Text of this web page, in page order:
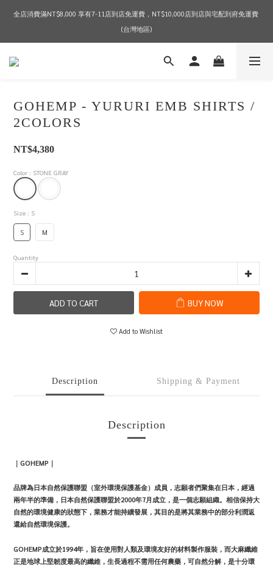
全店消費滿NT$8,000 享有7-11店到店免運費，NT$10,000店到店與宅配到府免運費
(台灣地區)
2026 SPRING & SUMMER SEASON SALE
GOHEMP - YURURI EMB SHIRTS /
2COLORS
NT$4,380
Color : STONE GRAY
Size : S
S M
Quantity
ADD TO CART BUY NOW
Add to Wishlist
Description Shipping & Payment
Description
｜ GOHEMP ｜
品牌為日本自然保護聯盟（室外環境保護基金）成員，志願者們聚集在日本，經過
兩年半的準備，日本自然保護聯盟於2000年7月成立，是一個志願組織。相信保持大
自然的環境健康的狀態下，業務才能持續發展，其目的是將其業務中的部分利潤返
還給自然環境保護。
GOHEMP成立於1994年，旨在使用對人類及環境友好的材料製作服裝，而大麻纖維
正是地球上堅韌度最高的纖維，生長過程不需用任何農藥，可自然分解，是十分環